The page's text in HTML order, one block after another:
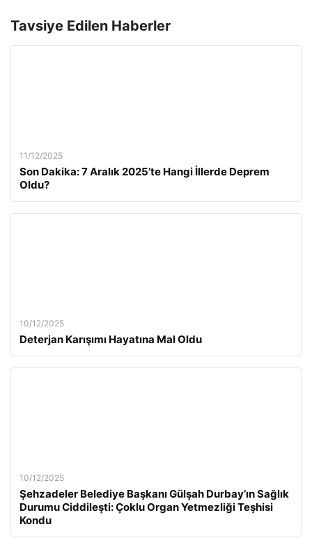
Tavsiye Edilen Haberler
11/12/2025
Son Dakika: 7 Aralık 2025’te Hangi İllerde Deprem
Oldu?
10/12/2025
Deterjan Karışımı Hayatına Mal Oldu
10/12/2025
Şehzadeler Belediye Başkanı Gülşah Durbay’ın Sağlık
Durumu Ciddileşti: Çoklu Organ Yetmezliği Teşhisi
Kondu